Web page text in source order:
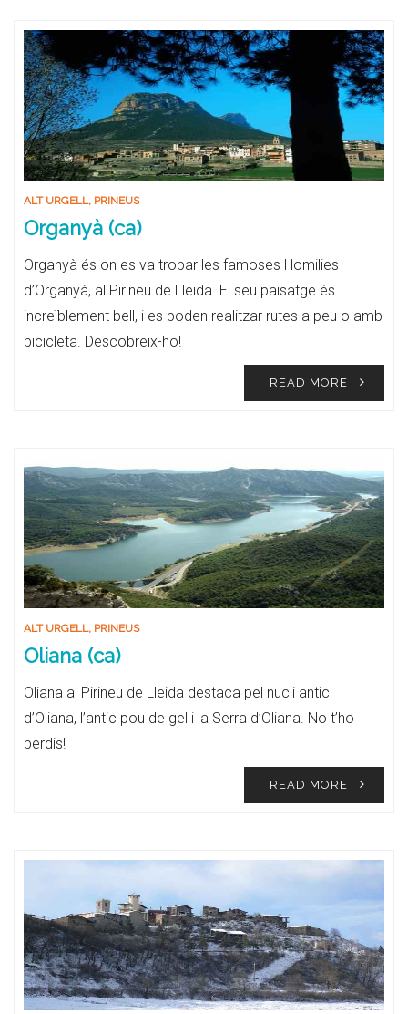
ALT URGELL, PRINEUS
Organyà (ca)
Organyà és on es va trobar les famoses Homilies
d’Organyà, al Pirineu de Lleida. El seu paisatge és
increïblement bell, i es poden realitzar rutes a peu o amb
bicicleta. Descobreix-ho!
READ MORE
ALT URGELL, PRINEUS
Oliana (ca)
Oliana al Pirineu de Lleida destaca pel nucli antic
d’Oliana, l’antic pou de gel i la Serra d’Oliana. No t’ho
perdis!
READ MORE